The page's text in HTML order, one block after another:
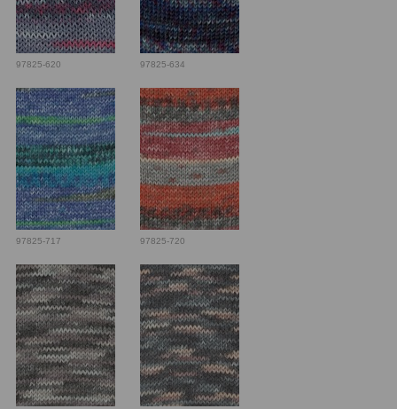
97825-620 97825-634
97825-717 97825-720